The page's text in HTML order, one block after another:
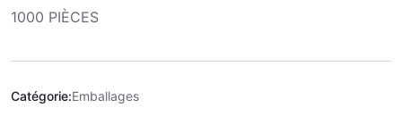
1000 PIÈCES
Catégorie:Emballages